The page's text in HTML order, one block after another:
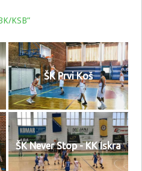
KSB”
ŠK Prvi Koš
ŠK Never Stop - KK Iskra